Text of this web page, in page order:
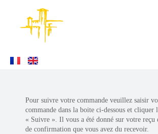
Pour suivre votre commande veuillez saisir
commande dans la boite ci-dessous et cliquer
« Suivre ». Il vous a été donné sur votre reçu
de confirmation que vous avez du recevoir.